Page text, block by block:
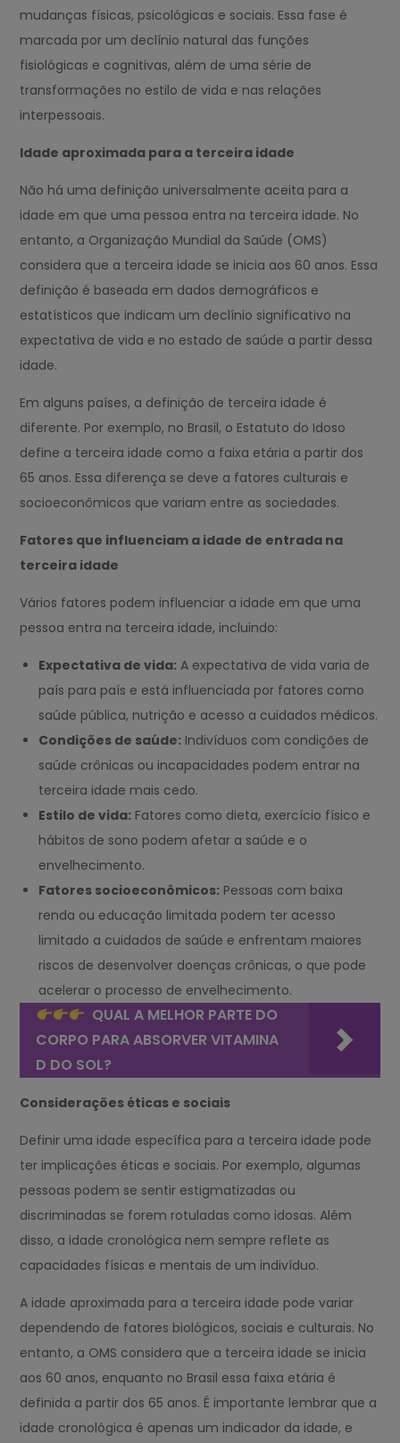
mudanças físicas, psicológicas e sociais. Essa fase é
marcada por um declínio natural das funções
fisiológicas e cognitivas, além de uma série de
transformações no estilo de vida e nas relações
interpessoais.
Idade aproximada para a terceira idade
Não há uma definição universalmente aceita para a
idade em que uma pessoa entra na terceira idade. No
entanto, a Organização Mundial da Saúde (OMS)
considera que a terceira idade se inicia aos 60 anos. Essa
definição é baseada em dados demográficos e
estatísticos que indicam um declínio significativo na
expectativa de vida e no estado de saúde a partir dessa
idade.
Em alguns países, a definição de terceira idade é
diferente. Por exemplo, no Brasil, o Estatuto do Idoso
define a terceira idade como a faixa etária a partir dos
65 anos. Essa diferença se deve a fatores culturais e
socioeconômicos que variam entre as sociedades.
Fatores que influenciam a idade de entrada na
terceira idade
Vários fatores podem influenciar a idade em que uma
pessoa entra na terceira idade, incluindo:
Expectativa de vida: A expectativa de vida varia de
país para país e está influenciada por fatores como
saúde pública, nutrição e acesso a cuidados médicos.
Condições de saúde: Indivíduos com condições de
saúde crônicas ou incapacidades podem entrar na
terceira idade mais cedo.
Estilo de vida: Fatores como dieta, exercício físico e
hábitos de sono podem afetar a saúde e o
envelhecimento.
Fatores socioeconômicos: Pessoas com baixa
renda ou educação limitada podem ter acesso
limitado a cuidados de saúde e enfrentam maiores
riscos de desenvolver doenças crônicas, o que pode
acelerar o processo de envelhecimento.
QUAL A MELHOR PARTE DO
CORPO PARA ABSORVER VITAMINA
D DO SOL?
Considerações éticas e sociais
Definir uma idade específica para a terceira idade pode
ter implicações éticas e sociais. Por exemplo, algumas
pessoas podem se sentir estigmatizadas ou
discriminadas se forem rotuladas como idosas. Além
disso, a idade cronológica nem sempre reflete as
capacidades físicas e mentais de um indivíduo.
A idade aproximada para a terceira idade pode variar
dependendo de fatores biológicos, sociais e culturais. No
entanto, a OMS considera que a terceira idade se inicia
aos 60 anos, enquanto no Brasil essa faixa etária é
definida a partir dos 65 anos. É importante lembrar que a
idade cronológica é apenas um indicador da idade, e